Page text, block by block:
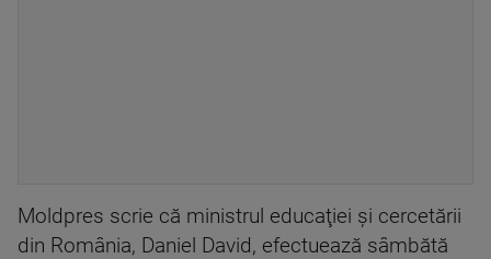
Moldpres scrie că ministrul educaţiei şi cercetării
din România, Daniel David, efectuează sâmbătă